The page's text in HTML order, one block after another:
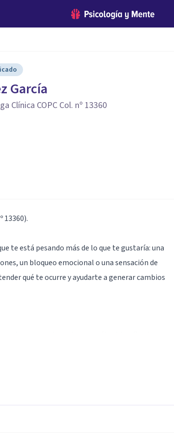
García
Clínica COPC Col. nº 13360
13360).
te está pesando más de lo que te gustaría: una
un bloqueo emocional o una sensación de
qué te ocurre y ayudarte a generar cambios
internacional, con horarios flexibles. Puedes
te pasa y qué necesitas, incluso mediante un
propio que estructura el proceso terapéutico para